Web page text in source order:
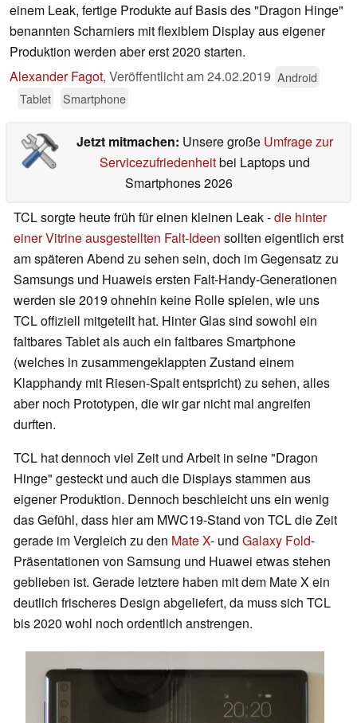
einem Leak, fertige Produkte auf Basis des "Dragon Hinge"
benannten Scharniers mit flexiblem Display aus eigener
Produktion werden aber erst 2020 starten.
Alexander Fagot, Veröffentlicht am24.02.2019 Android
Tablet
Smartphone
Jetzt mitmachen: Unsere große Umfrage zur
Servicezufriedenheitbei Laptops und
Smartphones 2026
TCL sorgte heute früh für einen kleinen Leak -die hinter
einer Vitrine ausgestellten Falt-Ideen sollten eigentlich erst
am späteren Abend zu sehen sein, doch im Gegensatz zu
Samsungs und Huaweis ersten Falt-Handy-Generationen
werden sie 2019 ohnehin keine Rolle spielen, wie uns
TCL offiziell mitgeteilt hat. Hinter Glas sind sowohl ein
faltbares Tablet als auch ein faltbares Smartphone
(welches in zusammengeklappten Zustand einem
Klapphandy mit Riesen-Spalt entspricht) zu sehen, alles
aber noch Prototypen, die wir gar nicht mal angreifen
durften.
TCL hat dennoch viel Zeit und Arbeit in seine "Dragon
Hinge" gesteckt und auch die Displays stammen aus
eigener Produktion. Dennoch beschleicht uns ein wenig
das Gefühl, dass hier am MWC19-Stand von TCL die Zeit
gerade im Vergleich zu den Mate X- und Galaxy Fold-
Präsentationen von Samsung und Huawei etwas stehen
geblieben ist. Gerade letztere haben mit dem Mate X ein
deutlich frischeres Design abgeliefert, da muss sich TCL
bis 2020 wohl noch ordentlich anstrengen.